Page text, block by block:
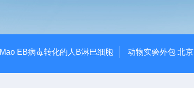
Mao EB病毒转化的人B淋巴细胞 动物实验外包 北京